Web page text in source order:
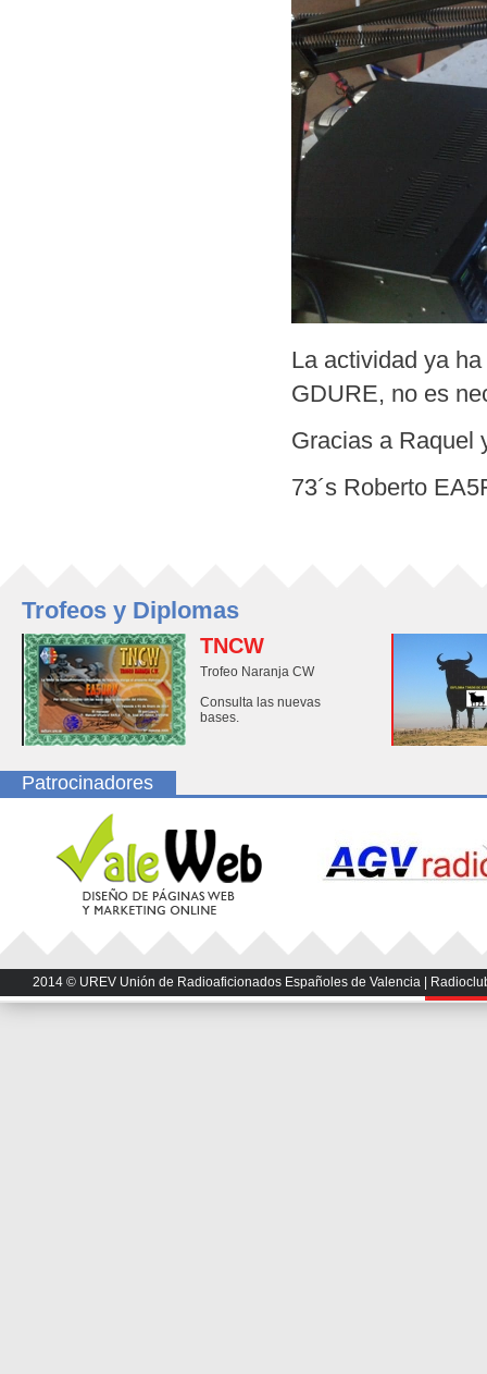
La actividad ya
GDURE, no es
Gracias a Raquel
73´s Roberto
Trofeos y Diplomas
TNCW
Trofeo Naranja CW
Consulta las nuevas
bases.
Patrocinadores
2014 © UREV Unión de Radioaficionados Españoles de Valencia |